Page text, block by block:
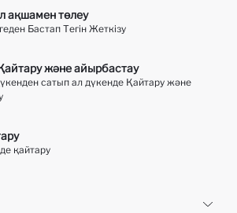
ақшамен төлеу
Бастап Тегін Жеткізу
және айырбастау
сатып ал дүкенде Қайтару және
қайтару